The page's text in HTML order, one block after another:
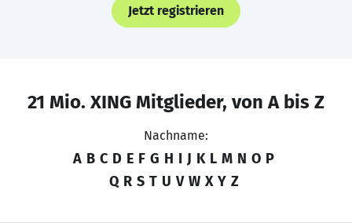
Jetzt registrieren
21 Mio. XING Mitglieder, von A bis Z
Nachname:
A B C D E F G H I J K L M N O P
Q R S T U V W X Y Z